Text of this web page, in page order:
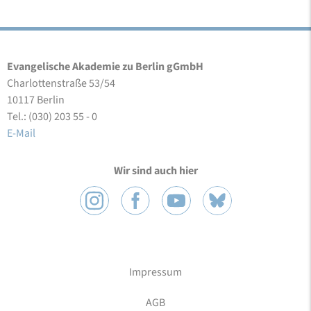
Evangelische Akademie zu Berlin gGmbH
Charlottenstraße 53/54
10117 Berlin
Tel.: (030) 203 55 - 0
E-Mail
Wir sind auch hier
Impressum
AGB